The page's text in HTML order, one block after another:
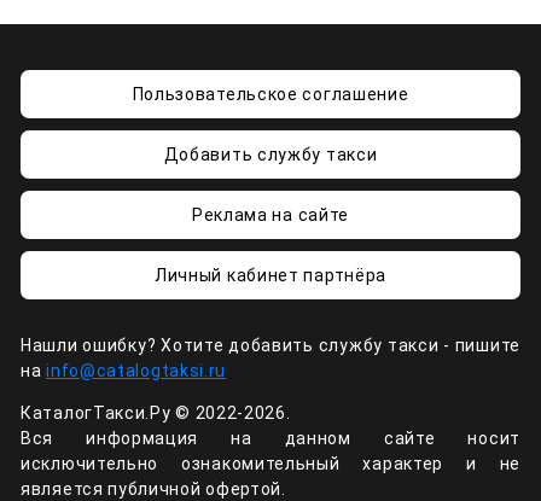
Пользовательское соглашение
Добавить службу такси
Реклама на сайте
Личный кабинет партнёра
Нашли ошибку? Хотите добавить службу такси - пишите
наinfo@catalogtaksi.ru
КаталогТакси.Ру © 2022-2026.
Вся информация на данном сайте носит
исключительно ознакомительный характер и не
является публичной офертой.